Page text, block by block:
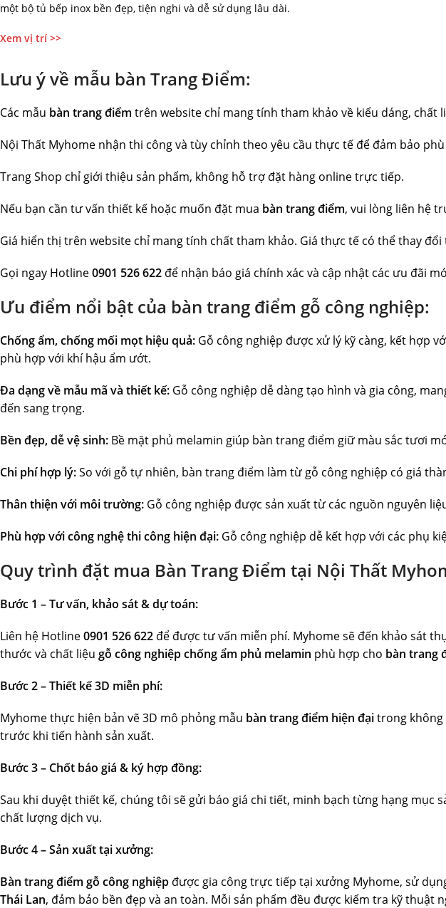
một bộ tủ bếp inox bền đẹp, tiện nghi và dễ sử dụng lâu dài.
Xem vị trí >>
Lưu ý về mẫu bàn Trang Điểm:
Các mẫu bàn trang điểm trên website chỉ mang tính tham khảo về kiểu dáng, chất
Nội Thất Myhome nhận thi công và tùy chỉnh theo yêu cầu thực tế để đảm bảo
Trang Shop chỉ giới thiệu sản phẩm, không hỗ trợ đặt hàng online trực tiếp.
Nếu bạn cần tư vấn thiết kế hoặc muốn đặt mua bàn trang điểm, vui lòng liên hệ
Giá hiển thị trên website chỉ mang tính chất tham khảo. Giá thực tế có thể thay
Gọi ngay Hotline0901 526 622 để nhận báo giá chính xác và cập nhật các ưu đãi
Ưu điểm nổi bật của bàn trang điểm gỗ công nghiệp:
Chống ẩm, chống mối mọt hiệu quả: Gỗ công nghiệp được xử lý kỹ càng, kết hợp
phù hợp với khí hậu ẩm ướt.
Đa dạng về mẫu mã và thiết kế: Gỗ công nghiệp dễ dàng tạo hình và gia công,
đến sang trọng.
Bền đẹp, dễ vệ sinh: Bề mặt phủ melamin giúp bàn trang điểm giữ màu sắc tươi
Chi phí hợp lý:So với gỗ tự nhiên, bàn trang điểm làm từ gỗ công nghiệp có giá
Thân thiện với môi trường: Gỗ công nghiệp được sản xuất từ các nguồn nguyên
Phù hợp với công nghệ thi công hiện đại: Gỗ công nghiệp dễ kết hợp với các phụ
Quy trình đặt mua Bàn Trang Điểm tại Nội Thất
Bước 1 – Tư vấn, khảo sát & dự toán:
Liên hệ Hotline0901 526 622 để được tư vấn miễn phí. Myhome sẽ đến khảo sát
thước và chất liệu gỗ công nghiệp chống ẩm phủ melamin phù hợp cho bàn trang
Bước 2 – Thiết kế 3D miễn phí:
Myhome thực hiện bản vẽ 3D mô phỏng mẫu bàn trang điểm hiện đạitrong không
trước khi tiến hành sản xuất.
Bước 3 – Chốt báo giá & ký hợp đồng:
Sau khi duyệt thiết kế, chúng tôi sẽ gửi báo giá chi tiết, minh bạch từng hạng mục
chất lượng dịch vụ.
Bước 4 – Sản xuất tại xưởng:
Bàn trang điểm gỗ công nghiệp được gia công trực tiếp tại xưởng Myhome, sử
Thái Lan, đảm bảo bền đẹp và an toàn. Mỗi sản phẩm đều được kiểm tra kỹ thuật